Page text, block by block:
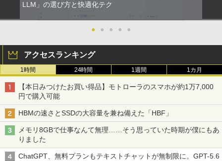
LLM」の選び方と快適化テク
● ● ● ● ●
アクセスランキング
1時間 24時間 1週間 1カ月
【本日みつけたお買い得品】モトローラのスマホが約1万7,000
円で購入可能
HBMの速さとSSDの大容量を兼ね備えた「HBF」
メモリ8GBで仕事なんて無理……そう思っていた時期が僕にもあ
りました
ChatGPT、無料プランもテキストチャットが無制限に。GPT-5.6